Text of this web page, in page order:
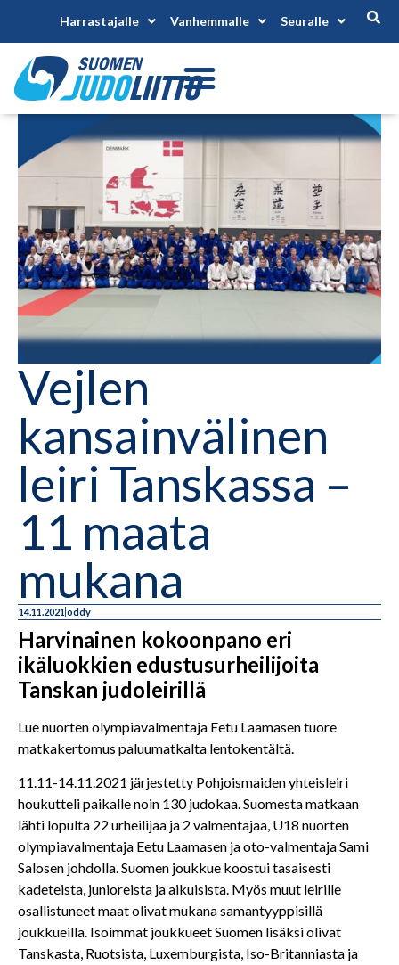
Harrastajalle Vanhemmalle Seuralle
Vejlen
kansainvälinen
leiri Tanskassa –
11 maata
mukana
14.11.2021 oddy
Harvinainen kokoonpano eri
ikäluokkien edustusurheilijoita
Tanskan judoleirillä
Lue nuorten olympiavalmentaja Eetu Laamasen tuore
matkakertomus paluumatkalta lentokentältä.
11.11-14.11.2021 järjestetty Pohjoismaiden yhteisleiri
houkutteli paikalle noin 130 judokaa. Suomesta matkaan
lähti lopulta 22 urheilijaa ja 2 valmentajaa, U18 nuorten
olympiavalmentaja Eetu Laamasen ja oto-valmentaja Sami
Salosen johdolla. Suomen joukkue koostui tasaisesti
kadeteista, junioreista ja aikuisista. Myös muut leirille
osallistuneet maat olivat mukana samantyyppisillä
joukkueilla. Isoimmat joukkueet Suomen lisäksi olivat
Tanskasta, Ruotsista, Luxemburgista, Iso-Britanniasta ja